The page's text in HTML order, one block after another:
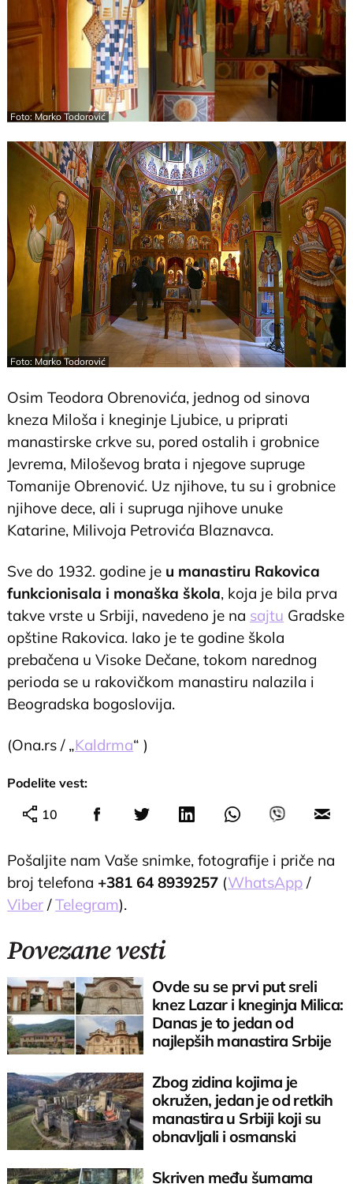
Foto: Marko Todorović
Foto: Marko Todorović
Osim Teodora Obrenovića, jednog od sinova
kneza Miloša i kneginje Ljubice, u priprati
manastirske crkve su, pored ostalih i grobnice
Jevrema, Miloševog brata i njegove supruge
Tomanije Obrenović. Uz njihove, tu su i grobnice
njihove dece, ali i supruga njihove unuke
Katarine, Milivoja Petrovića Blaznavca.
Sve do 1932. godine je u manastiru Rakovica
funkcionisala i monaška škola, koja je bila prva
takve vrste u Srbiji, navedeno je na sajtu Gradske
opštine Rakovica. Iako je te godine škola
prebačena u Visoke Dečane, tokom narednog
perioda se u rakovičkom manastiru nalazila i
Beogradska bogoslovija.
(Ona.rs / „Kaldrma“ )
Podelite vest:
10
Pošaljite nam Vaše snimke, fotografije i priče na
broj telefona +381 64 8939257 (WhatsApp /
Viber /Telegram).
Povezane vesti
Ovde su se prvi put sreli
knez Lazar i kneginja Milica:
Danas je to jedan od
najlepših manastira Srbije
Zbog zidina kojima je
okružen, jedan je od retkih
manastira u Srbiji koji su
obnavljali i osmanski
Skriven među šumama